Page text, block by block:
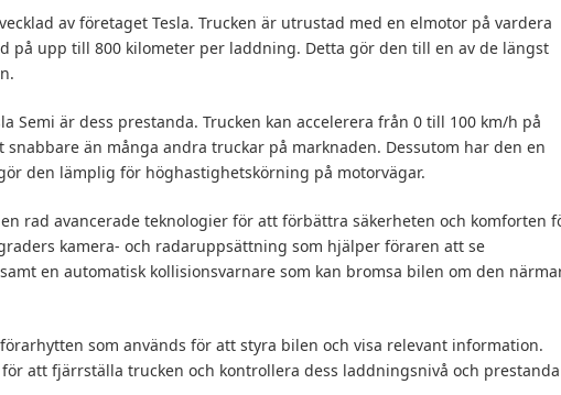
av företaget Tesla. Trucken är utrustad med en elmotor på vardera
på upp till 800 kilometer per laddning. Detta gör den till en av de längst
Semi är dess prestanda. Trucken kan accelerera från 0 till 100 km/h på
än många andra truckar på marknaden. Dessutom har den en
den lämplig för höghastighetskörning på motorvägar.
rad avancerade teknologier för att förbättra säkerheten och komforten
kamera- och radaruppsättning som hjälper föraren att se
en automatisk kollisionsvarnare som kan bromsa bilen om den
som används för att styra bilen och visa relevant information.
för att fjärrställa trucken och kontrollera dess laddningsnivå och prestanda